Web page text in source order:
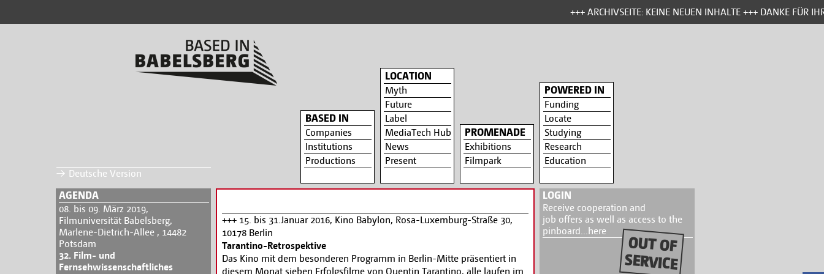
+++ ARCHIVSEITE: KEINE NEUEN INHALTE +++ DANKE FÜR
Deutsche Version
BASED IN
Companies
Institutions
Productions
LOCATION
Myth
Future
Label
MediaTech Hub
News
Present
PROMENADE
Exhibitions
Filmpark
POWERED IN
Funding
Locate
Studying
Research
Education
AGENDA
08. bis 09. März 2019,
Filmuniversität Babelsberg,
Marlene-Dietrich-Allee , 14482
Potsdam
32. Film- und
Fernsehwissenschaftliches
LOGIN
Receive cooperation and
job offers as well as access to the
pinboard...here
OUT OF
SERVICE
+++ 15. bis 31.Januar 2016, Kino Babylon, Rosa-Luxemburg-Straße 30,
10178 Berlin
Tarantino-Retrospektive
Das Kino mit dem besonderen Programm in Berlin-Mitte präsentiert in
diesem Monat sieben Erfolgsfilme von Quentin Tarantino, alle laufen im